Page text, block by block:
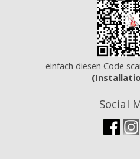
einfach diesen Code
Social